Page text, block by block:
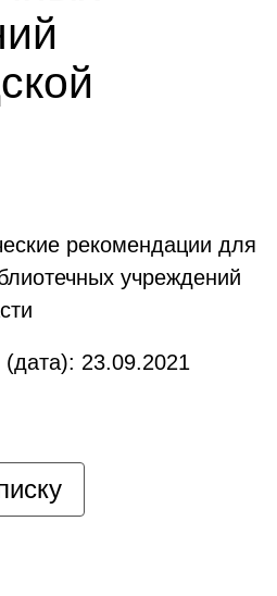
рекомендации для
учреждений
(дата): 23.09.2021